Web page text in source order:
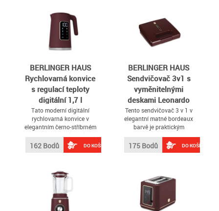
BERLINGER HAUS
Rychlovarná konvice
s regulací teploty
digitální 1,7 l
Leonardo Collection
BH-9735
Tato moderní digitální
rychlovarná konvice v
elegantním černo-stříbrném
provedení je ideální volbou
pro všechny, kdo si chtějí
snadno a rychle připravit
162 Bodů DO KOŠÍKU
BERLINGER HAUS
Sendvičovač 3v1 s
vyměnitelnými
deskami Leonardo
Collection BH-9587
Tento sendvičovač 3 v 1 v
elegantní matné bordeaux
barvě je praktickým
kuchyně
175 Bodů DO KOŠÍKU